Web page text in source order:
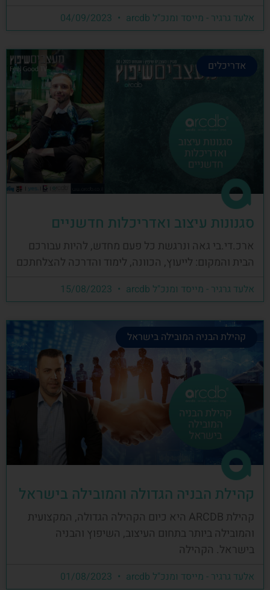
אלעד גרגיר - מייסד ומנכ"ל arcdb
אדריכלים
סגנונות עיצוב ואדריכלות חדשניים
ארכ.די.בי גאה ונרגשת כל פעם מחדש, להיות עבורכם
הבית והמקום: לייעוץ, הכוונה, לימוד והדרכה להצלחתכם
אלעד גרגיר - מייסד ומנכ"ל arcdb
קהילת הבניה המובילה בישראל
קהילת הבניה הגדולה והמובילה בישראל
קהילת ARCDB היא כיום הקהילה הגדולה, המקצועית
והמובילה ביותר בתחום העיצוב, השיפוץ והבניה
בישראל. הקהילה
אלעד גרגיר - מייסד ומנכ"ל arcdb